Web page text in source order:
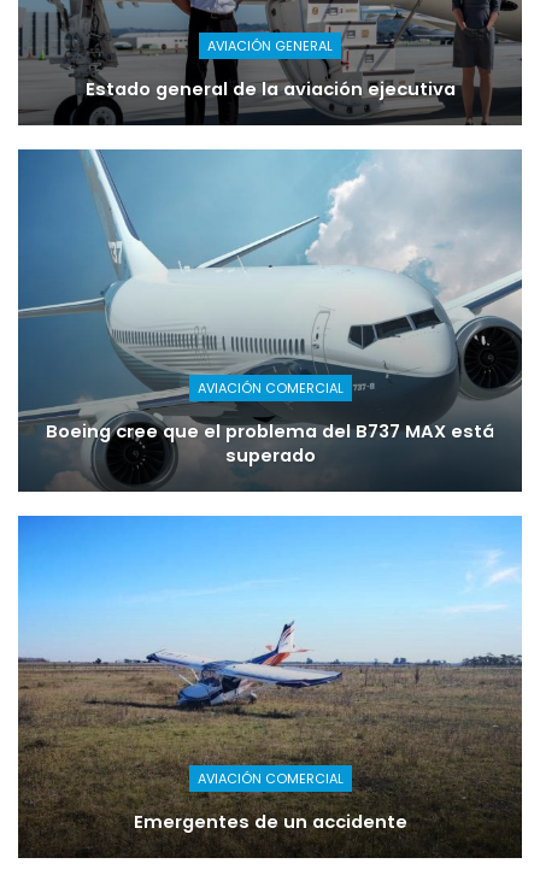
AVIACIÓN GENERAL
Estado general de la aviación ejecutiva
AVIACIÓN COMERCIAL
Boeing cree que el problema del B737 MAX está
superado
AVIACIÓN COMERCIAL
Emergentes de un accidente